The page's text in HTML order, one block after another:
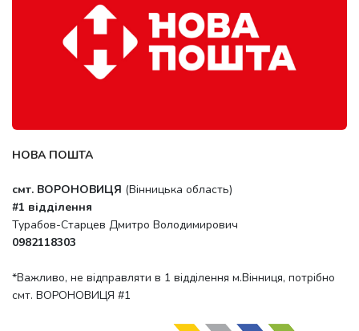
НОВА ПОШТА
смт. ВОРОНОВИЦЯ (Вінницька область)
#1 відділення
Турабов-Старцев Дмитро Володимирович
0982118303
*Важливо, не відправляти в 1 відділення м.Вінниця, потрібно
смт. ВОРОНОВИЦЯ #1